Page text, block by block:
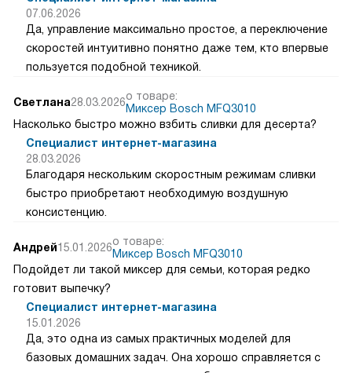
07.06.2026
Да, управление максимально простое, а переключение
скоростей интуитивно понятно даже тем, кто впервые
пользуется подобной техникой.
Светлана28.03.2026о товаре:
Миксер Bosch MFQ3010
Насколько быстро можно взбить сливки для десерта?
Специалист интернет-магазина
28.03.2026
Благодаря нескольким скоростным режимам сливки
быстро приобретают необходимую воздушную
консистенцию.
Андрей15.01.2026о товаре:
Миксер Bosch MFQ3010
Подойдет ли такой миксер для семьи, которая редко
готовит выпечку?
Специалист интернет-магазина
15.01.2026
Да, это одна из самых практичных моделей для
базовых домашних задач. Она хорошо справляется с